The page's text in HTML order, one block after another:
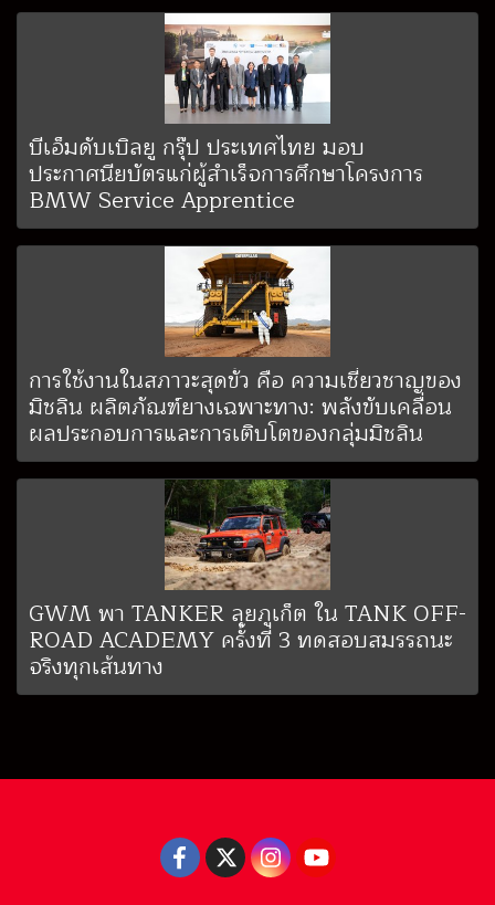
บีเอ็มดับเบิลยู กรุ๊ป ประเทศไทย มอบ
ประกาศนียบัตรแก่ผู้สำเร็จการศึกษาโครงการ
BMW Service Apprentice
การใช้งานในสภาวะสุดขั้ว คือ ความเชี่ยวชาญของ
มิชลิน ผลิตภัณฑ์ยางเฉพาะทาง: พลังขับเคลื่อน
ผลประกอบการและการเติบโตของกลุ่มมิชลิน
GWM พา TANKER ลุยภูเก็ต ใน TANK OFF-
ROAD ACADEMY ครั้งที่ 3 ทดสอบสมรรถนะ
จริงทุกเส้นทาง